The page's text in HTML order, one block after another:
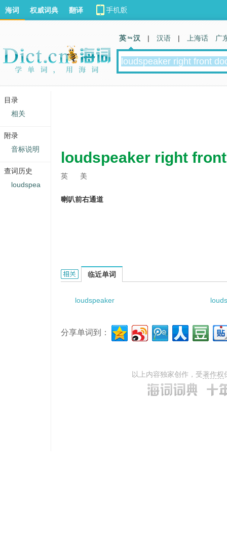
loudspeaker right
英 美
喇叭前右通道
loudspeaker right front door的相关资料：
临近单词
loudspeaker
分享单词到：
以上内容独家创作，受著作权
海词 权威词典 翻译
英 汉 | 汉语 | 上海话 广
目录
相关
附录
音标说明
查词历史
loudspea